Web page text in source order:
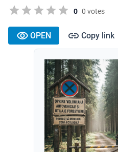
0 0 votes
OPEN Copy link